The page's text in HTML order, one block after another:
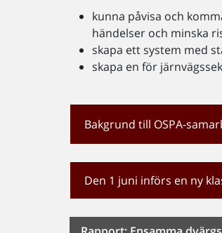
kunna påvisa och
händelser och minska
skapa ett system med
skapa en för
Bakgrund till OSPA-
Den 1 juni införs en ny